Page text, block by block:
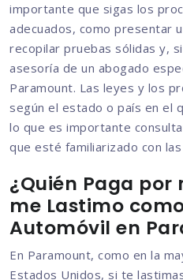
importante que sigas los
adecuados, como presentar
recopilar pruebas sólidas y,
asesoría de un abogado
Paramount. Las leyes y los
según el estado o país en el
lo que es importante
que esté familiarizado con
¿Quién Paga por
me Lastimo
Automóvil en
En Paramount, como en la
Estados Unidos, si te